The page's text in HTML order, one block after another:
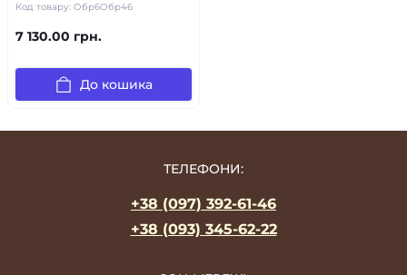
Код товару: Обр6Обр46
7 130.00 грн.
До кошика
ТЕЛЕФОНИ:
+38 (097) 392-61-46
+38 (093) 345-62-22